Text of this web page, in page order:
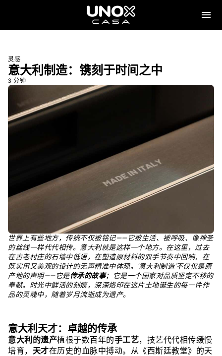
灵感
意大利制造：镌刻于时间之中
3 分钟
世界上有些地方，传统不仅被铭记——它被生活、被呼吸、像神圣
的丝线一样代代相传。意大利就是这样一个地方。在这里，过去
在古老村庄的石墙中低语，在塑造原材料的双手节奏中回响，在
既实用又美观的设计的无声精准中体现。'意大利制造'不仅仅是原
产地的声明——它是传承的故事；它是一个国家对品质坚定不移的
奉献。时光中鲜活的刻痕，深深烙印在这片土地诞生的每一件作
品的灵魂中，随着岁月流逝成为遗产。
意大利天才：卓越的传承
意大利的遗产植根于数百年的手工艺，技艺代代相传缓慢
培育， 天才在历史的血脉中搏动。从《西斯廷教堂》的天